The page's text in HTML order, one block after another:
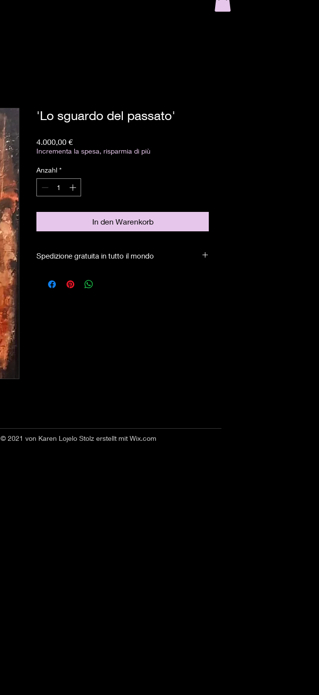
'Lo sguardo del passato'
4.000,00 €Preis
Incrementa la spesa, risparmia di più
Anzahl *
In den Warenkorb
Spedizione gratuita in tutto il mondo
© 2021 von Karen Lojelo Stolz erstellt mit Wix.com